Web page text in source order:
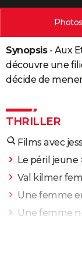
GUIDES D'ACHAT
BONS PLANS
CARTE DE VOEUX
DICTIONNAIRE
COPAINS D'AVANT
S'inscrire
Se connecter
Lycées
Collèges
Primaires
Universités
Entreprises
Service militaire
Avis de recherche
AVIS DE DÉCÈS
Photos
Synopsis- Aux
découvre une
décide de
THRILLER
Films avec
Le péril jeune
Val kilmer
Une femme
Une femme
Un homme
Le Prestige :